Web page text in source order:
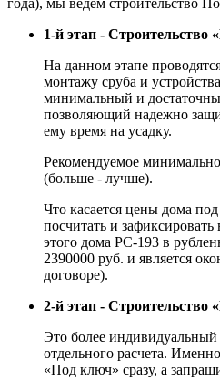
1-й этап - Строительство
На данном этапе
монтажу сруба и
минимальный и
позволяющий надежно
ему время на усадку.
Рекомендуемое
(больше - лучше).
Что касается цены дома под
посчитать и
этого дома РС-193 в
2390000 руб. и является
договоре).
2-й этап - Строительство
Это более индивидуальный
отдельного расчета.
«Под ключ» сразу, а